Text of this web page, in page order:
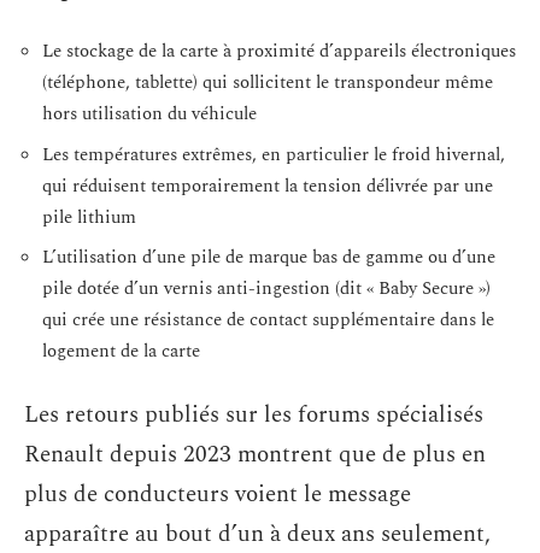
Le stockage de la carte à proximité d’appareils électroniques
(téléphone, tablette) qui sollicitent le transpondeur même
hors utilisation du véhicule
Les températures extrêmes, en particulier le froid hivernal,
qui réduisent temporairement la tension délivrée par une
pile lithium
L’utilisation d’une pile de marque bas de gamme ou d’une
pile dotée d’un vernis anti-ingestion (dit « Baby Secure »)
qui crée une résistance de contact supplémentaire dans le
logement de la carte
Les retours publiés sur les forums spécialisés
Renault depuis 2023 montrent que de plus en
plus de conducteurs voient le message
apparaître au bout d’un à deux ans seulement,